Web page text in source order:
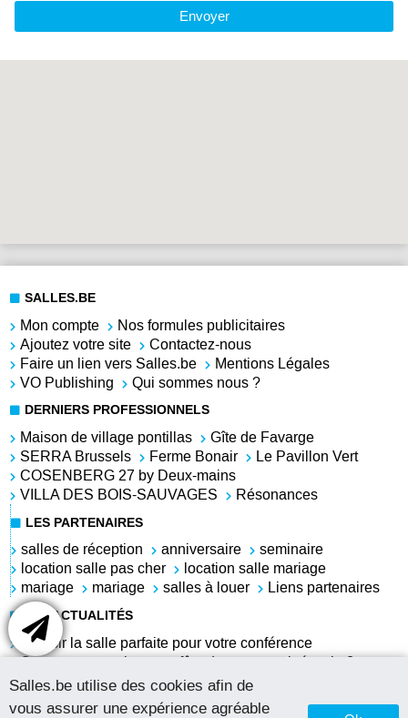
Envoyer
Salles.be utilise des cookies afin de
vous assurer une expérience agréable
SALLES.BE
Mon compte
Nos formules publicitaires
Ajoutez votre site
Contactez-nous
Faire un lien vers Salles.be
Mentions Légales
VO Publishing
Qui sommes nous ?
DERNIERS PROFESSIONNELS
Maison de village pontillas
Gîte de Favarge
SERRA Brussels
Ferme Bonair
Le Pavillon Vert
COSENBERG 27 by Deux-mains
VILLA DES BOIS-SAUVAGES
Résonances
LES PARTENAIRES
salles de réception anniversaire
seminaire
location salle pas cher
location salle mariage
mariage
mariage salles à louer Liens partenaires
LES ACTUALITÉS
Choisir la salle parfaite pour votre conférence
Comment organiser une fête du personnel réussie ?
Louer une salle pour l'anniversaire de sa grand-mère
Salle à louer pas chère pour anniversaire